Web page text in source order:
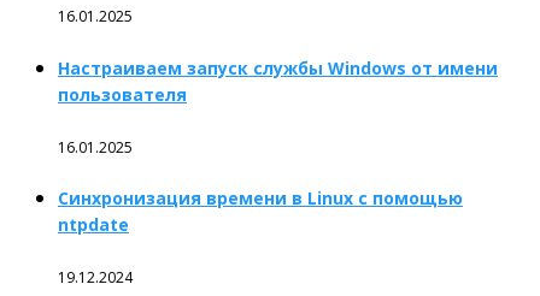
16.01.2025
Настраиваем запуск службы Windows от имени
пользователя
16.01.2025
Синхронизация времени в Linux с помощью
ntpdate
19.12.2024